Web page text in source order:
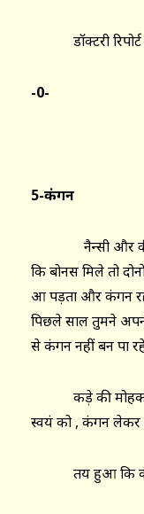
डॉक्टरी रिपोर्ट
-0-
5-कंगन
नैन्सी और वीना
कि बोनस मिले तो
आ पड़ता और कंगन रह
पिछले साल तुमने
से कंगन नहीं बन पा
कड़े की मोहक
स्वयं को , कंगन लेकर
तय हुआ कि कंगन